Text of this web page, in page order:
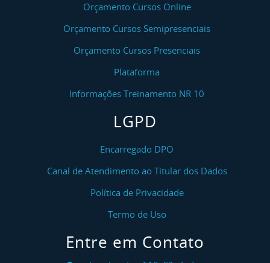
Orçamento Cursos Online
Orçamento Cursos Semipresenciais
Orçamento Cursos Presenciais
Plataforma
Informações Treinamento NR 10
LGPD
Encarregado DPO
Canal de Atendimento ao Titular dos Dados
Política de Privacidade
Termo de Uso
Entre em Contato